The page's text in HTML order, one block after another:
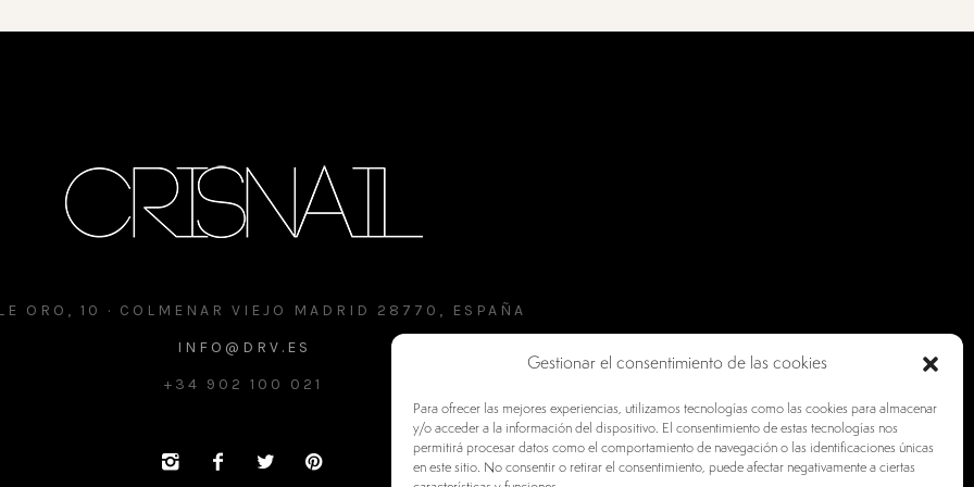
Gestionar el consentimiento de las cookies
Para ofrecer las mejores experiencias, utilizamos tecnologías como las cookies para almacenar
y/o acceder a la información del dispositivo. El consentimiento de estas tecnologías nos
permitirá procesar datos como el comportamiento de navegación o las identificaciones únicas
en este sitio. No consentir o retirar el consentimiento, puede afectar negativamente a ciertas
ORO, 10 · COLMENAR VIEJO MADRID 28770, ESPAÑA
INFO@DRV.ES
+34 902 100 021